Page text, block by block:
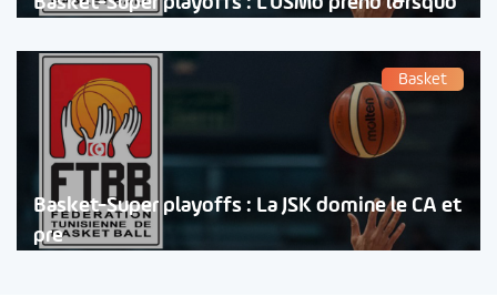
Basket
Basket-Super playoffs : La JSK domine le CA et
pre